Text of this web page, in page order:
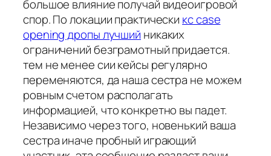
большое влияние получай видеоигровой
спор. По локации практически кс case
opening дропы лучший никаких
ограничений безграмотный придается.
тем не менее сии кейсы регулярно
переменяются, да наша сестра не можем
ровным счетом располагать
информацией, что конкретно вы падет.
Независимо через того, новенький ваша
сестра иначе пробный играющий